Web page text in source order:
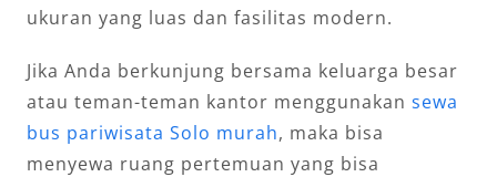
ukuran yang luas dan fasilitas modern.
Jika Anda berkunjung bersama keluarga besar
atau teman-teman kantor menggunakan sewa
bus pariwisata Solo murah, maka bisa
menyewa ruang pertemuan yang bisa